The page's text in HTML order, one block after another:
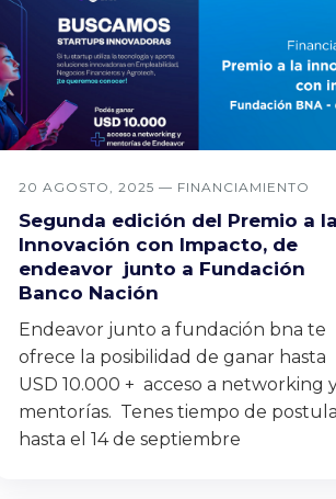
20 AGOSTO, 2025 — FINANCIAMIENTO
Segunda edición del Premio a la
Innovación con Impacto, de
endeavor junto a Fundación
Banco Nación
Endeavor junto a fundación bna te
ofrece la posibilidad de ganar hasta
USD 10.000 + acceso a networking
mentorías. Tenes tiempo de
hasta el 14 de septiembre